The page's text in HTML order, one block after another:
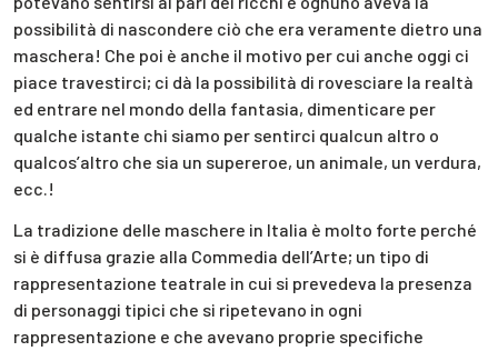
possibilità di nascondere ciò che era veramente dietro una
maschera! Che poi è anche il motivo per cui anche oggi ci
piace travestirci; ci dà la possibilità di rovesciare la realtà
ed entrare nel mondo della fantasia, dimenticare per
qualche istante chi siamo per sentirci qualcun altro o
qualcos’altro che sia un supereroe, un animale, un verdura,
ecc.!
La tradizione delle maschere in Italia è molto forte perché
si è diffusa grazie alla Commedia dell’Arte; un tipo di
rappresentazione teatrale in cui si prevedeva la presenza
di personaggi tipici che si ripetevano in ogni
rappresentazione e che avevano proprie specifiche